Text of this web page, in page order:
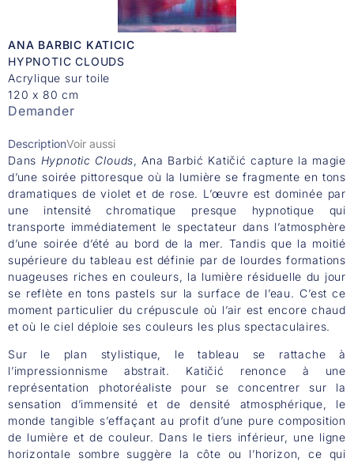
ANA BARBIC KATICIC
HYPNOTIC CLOUDS
Acrylique sur toile
120 x 80 cm
Demander
DescriptionVoir aussi
Dans Hypnotic Clouds, Ana Barbić Katičić capture la magie
d’une soirée pittoresque où la lumière se fragmente en tons
dramatiques de violet et de rose. L’œuvre est dominée par
une intensité chromatique presque hypnotique qui
transporte immédiatement le spectateur dans l’atmosphère
d’une soirée d’été au bord de la mer. Tandis que la moitié
supérieure du tableau est définie par de lourdes formations
nuageuses riches en couleurs, la lumière résiduelle du jour
se reflète en tons pastels sur la surface de l’eau. C’est ce
moment particulier du crépuscule où l’air est encore chaud
et où le ciel déploie ses couleurs les plus spectaculaires.
Sur le plan stylistique, le tableau se rattache à
l’impressionnisme abstrait. Katičić renonce à une
représentation photoréaliste pour se concentrer sur la
sensation d’immensité et de densité atmosphérique, le
monde tangible s’effaçant au profit d’une pure composition
de lumière et de couleur. Dans le tiers inférieur, une ligne
horizontale sombre suggère la côte ou l’horizon, ce qui